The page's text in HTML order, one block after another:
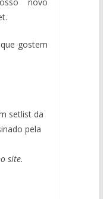
gostem
setlist da
pela
site.